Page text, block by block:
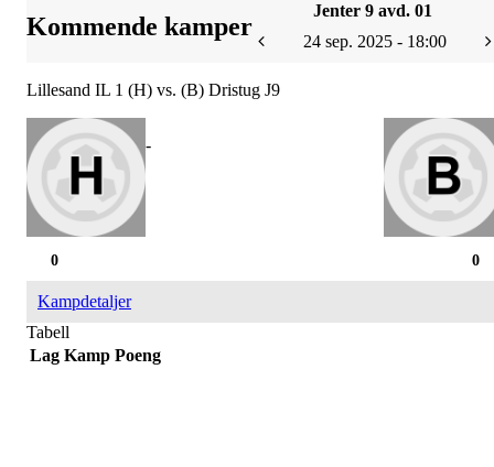
Kommende kamper
Jenter 9 avd. 01
24 sep. 2025 - 18:00
Lillesand IL 1 (H) vs. (B) Dristug J9
-
0
0
Kampdetaljer
Tabell
Lag Kamp Poeng